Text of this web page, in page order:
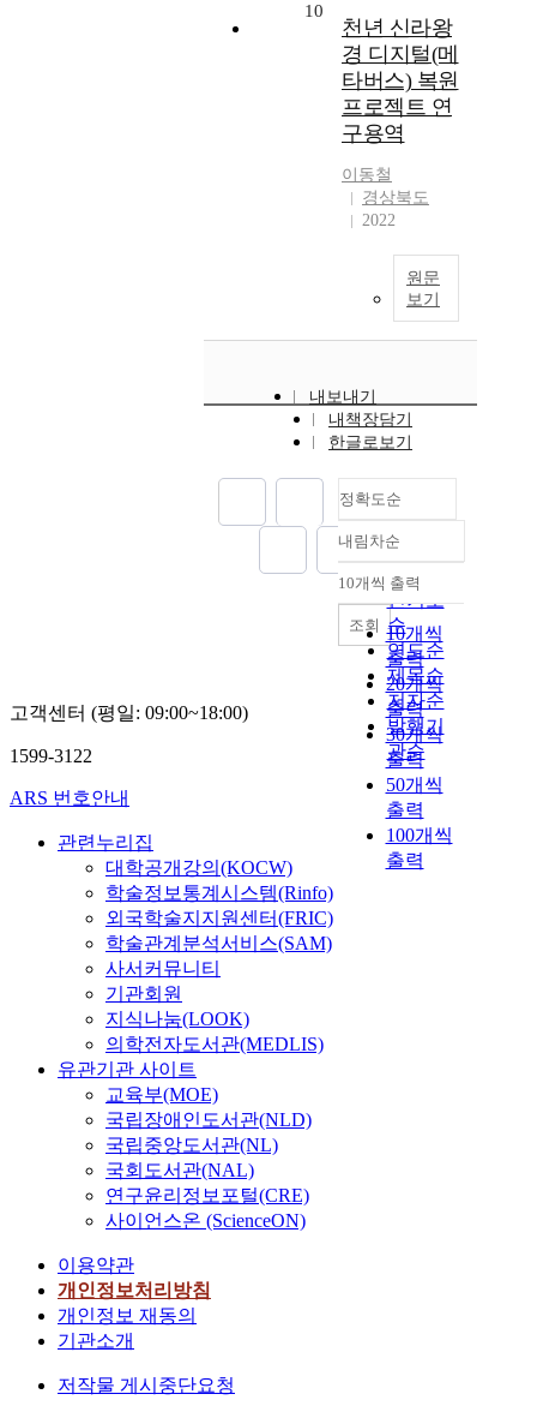
10
천년 신라왕
경 디지털(메
타버스) 복원
프로젝트 연
구용역
이동철
경상북도
2022
원문
보기
내보내기
내책장담기
한글로보기
정확도순
정확도
순
인기도
순
연도순
제목순
저자순
발행기
관순
내림차순
내림차순
10개씩 출력
10개씩
출력
20개씩
출력
30개씩
출력
50개씩
출력
100개씩
출력
조회
고객센터 (평일: 09:00~18:00)
1599-3122
ARS 번호안내
관련누리집
대학공개강의(KOCW)
학술정보통계시스템(Rinfo)
외국학술지지원센터(FRIC)
학술관계분석서비스(SAM)
사서커뮤니티
기관회원
지식나눔(LOOK)
의학전자도서관(MEDLIS)
유관기관 사이트
교육부(MOE)
국립장애인도서관(NLD)
국립중앙도서관(NL)
국회도서관(NAL)
연구윤리정보포털(CRE)
사이언스온 (ScienceON)
이용약관
개인정보처리방침
개인정보 재동의
기관소개
저작물 게시중단요청